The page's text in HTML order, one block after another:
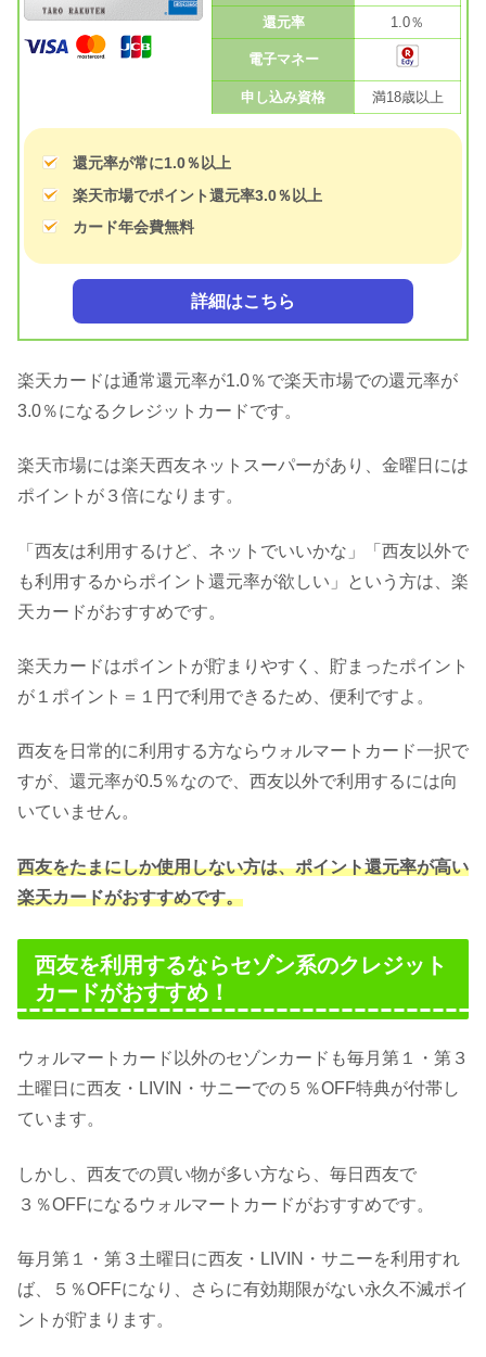
還元率
1.0％
電子マネー
申し込み資格 満18歳以上
還元率が常に1.0％以上
楽天市場でポイント還元率3.0％以上
カード年会費無料
詳細はこちら
楽天カードは通常還元率が1.0％で楽天市場での還元率が
3.0％になるクレジットカードです。
楽天市場には楽天西友ネットスーパーがあり、金曜日には
ポイントが３倍になります。
「西友は利用するけど、ネットでいいかな」「西友以外で
も利用するからポイント還元率が欲しい」という方は、楽
天カードがおすすめです。
楽天カードはポイントが貯まりやすく、貯まったポイント
が１ポイント＝１円で利用できるため、便利ですよ。
西友を日常的に利用する方ならウォルマートカード一択で
すが、還元率が0.5％なので、西友以外で利用するには向
いていません。
西友をたまにしか使用しない方は、ポイント還元率が高い
楽天カードがおすすめです。
西友を利用するならセゾン系のクレジット
カードがおすすめ！
ウォルマートカード以外のセゾンカードも毎月第１・第３
土曜日に西友・LIVIN・サニーでの５％OFF特典が付帯し
ています。
しかし、西友での買い物が多い方なら、毎日西友で
３％OFFになるウォルマートカードがおすすめです。
毎月第１・第３土曜日に西友・LIVIN・サニーを利用すれ
ば、５％OFFになり、さらに有効期限がない永久不滅ポイ
ントが貯まります。